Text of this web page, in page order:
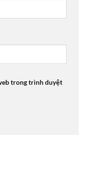
trong trình duyệt